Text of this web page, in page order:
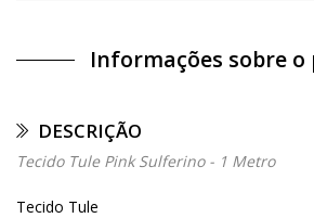
Informações sobre
DESCRIÇÃO
Tecido Tule Pink Sulferino - 1 Metro
Tecido Tule